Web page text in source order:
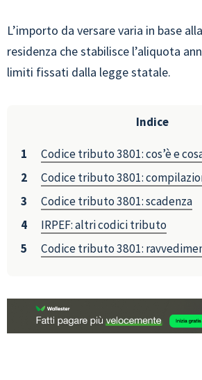
L’importo da versare varia in base
residenza che stabilisce l’aliquota
limiti fissati dalla legge statale.
Indice
Codice tributo 3801: cos’è e
Codice tributo 3801:
Codice tributo 3801: scadenza
IRPEF: altri codici tributo
Codice tributo 3801: